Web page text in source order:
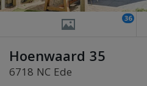
36
Hoenwaard 35
6718 NC Ede